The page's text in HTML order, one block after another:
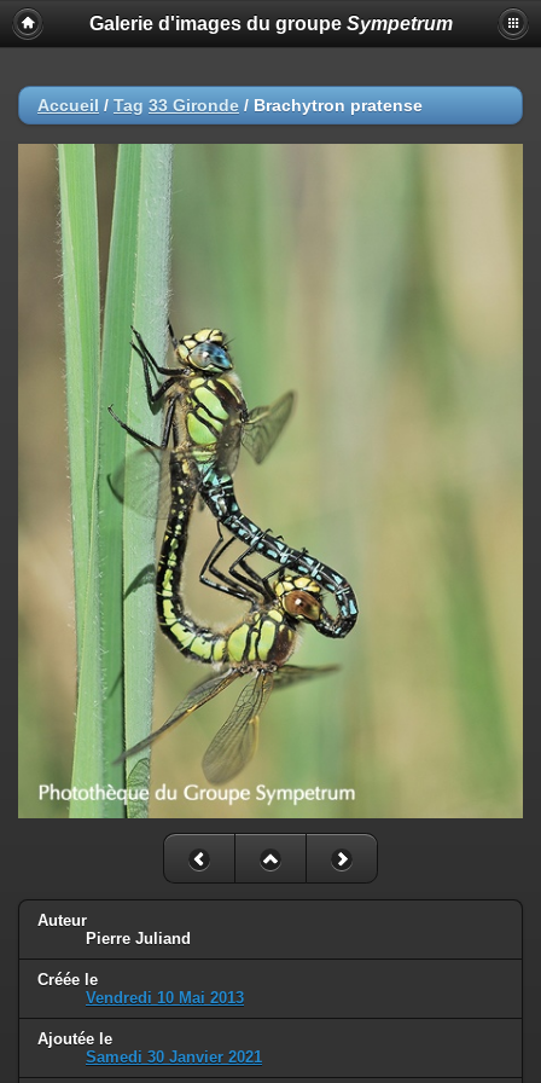
Galerie d'images du groupe Sympetrum
Accueil / Tag 33 Gironde / Brachytron pratense
Auteur
Pierre Juliand
Créée le
Vendredi 10 Mai 2013
Ajoutée le
Samedi 30 Janvier 2021